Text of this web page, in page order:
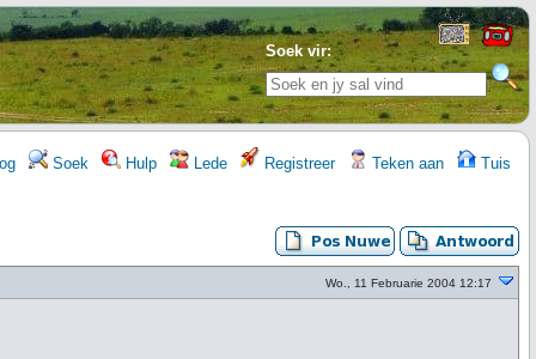
Soek vir:
Soek Hulp Lede Registreer Teken aan Tuis
Wo., 11 Februarie 2004 12:17